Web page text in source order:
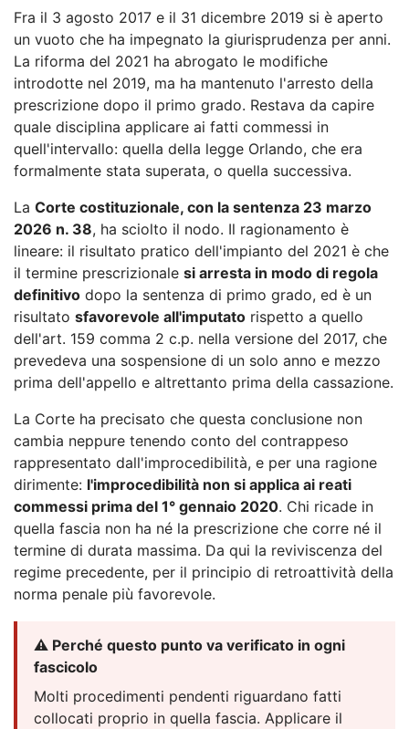
Fra il 3 agosto 2017 e il 31 dicembre 2019 si è aperto
un vuoto che ha impegnato la giurisprudenza per anni.
La riforma del 2021 ha abrogato le modifiche
introdotte nel 2019, ma ha mantenuto l'arresto della
prescrizione dopo il primo grado. Restava da capire
quale disciplina applicare ai fatti commessi in
quell'intervallo: quella della legge Orlando, che era
formalmente stata superata, o quella successiva.
La Corte costituzionale, con la sentenza 23 marzo
2026 n. 38, ha sciolto il nodo. Il ragionamento è
lineare: il risultato pratico dell'impianto del 2021 è che
il termine prescrizionale si arresta in modo di regola
definitivo dopo la sentenza di primo grado, ed è un
risultato sfavorevole all'imputato rispetto a quello
dell'art. 159 comma 2 c.p. nella versione del 2017, che
prevedeva una sospensione di un solo anno e mezzo
prima dell'appello e altrettanto prima della cassazione.
La Corte ha precisato che questa conclusione non
cambia neppure tenendo conto del contrappeso
rappresentato dall'improcedibilità, e per una ragione
dirimente: l'improcedibilità non si applica ai reati
commessi prima del 1° gennaio 2020. Chi ricade in
quella fascia non ha né la prescrizione che corre né il
termine di durata massima. Da qui la reviviscenza del
regime precedente, per il principio di retroattività della
norma penale più favorevole.
⚠️ Perché questo punto va verificato in ogni
fascicolo
Molti procedimenti pendenti riguardano fatti
collocati proprio in quella fascia. Applicare il